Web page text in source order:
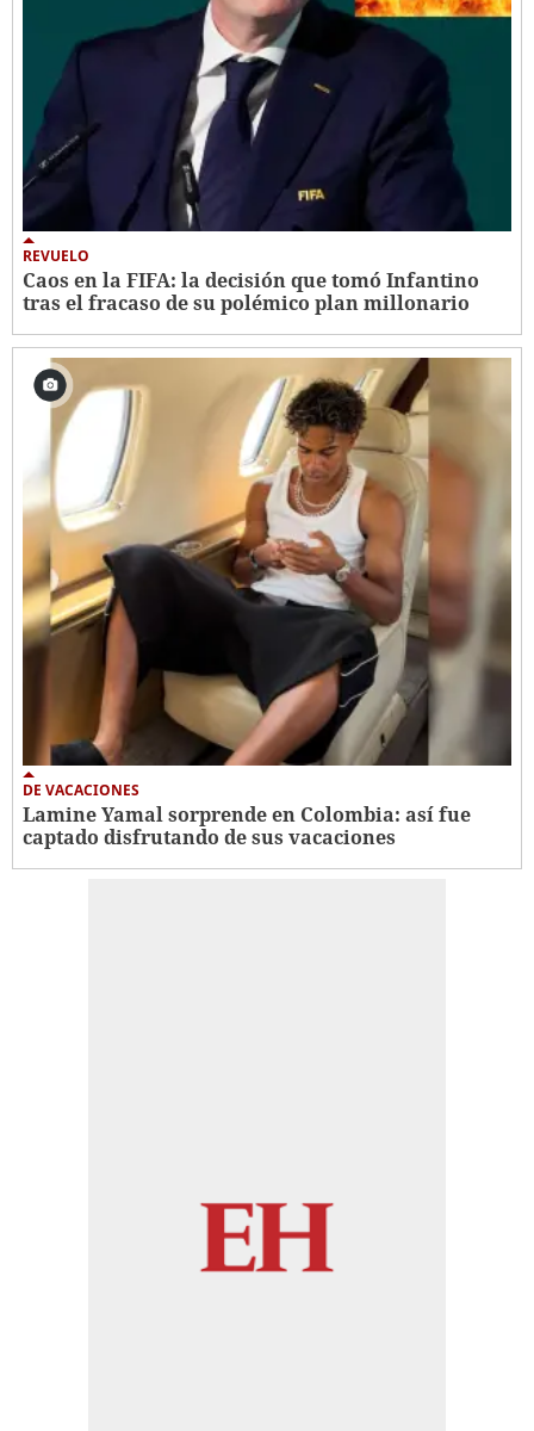
REVUELO
Caos en la FIFA: la decisión que tomó Infantino
tras el fracaso de su polémico plan millonario
DE VACACIONES
Lamine Yamal sorprende en Colombia: así fue
captado disfrutando de sus vacaciones